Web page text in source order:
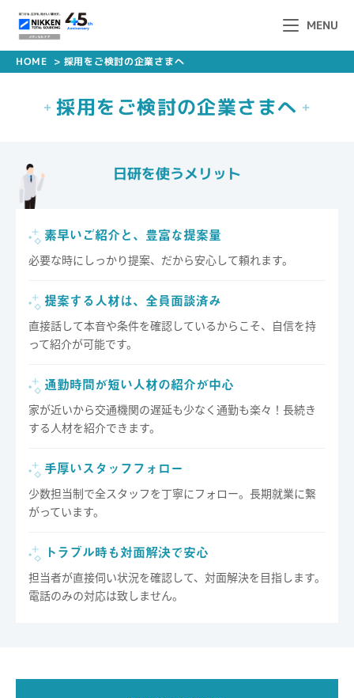
MENU
HOME > 採用をご検討の企業さまへ
+ 採用をご検討の企業さまへ +
日研を使うメリット
素早いご紹介と、豊富な提案量
必要な時にしっかり提案、だから安心して頼れます。
提案する人材は、全員面談済み
直接話して本音や条件を確認しているからこそ、自信を持
って紹介が可能です。
通勤時間が短い人材の紹介が中心
家が近いから交通機関の遅延も少なく通勤も楽々！長続き
する人材を紹介できます。
手厚いスタッフフォロー
少数担当制で全スタッフを丁寧にフォロー。長期就業に繋
がっています。
トラブル時も対面解決で安心
担当者が直接伺い状況を確認して、対面解決を目指します。
電話のみの対応は致しません。